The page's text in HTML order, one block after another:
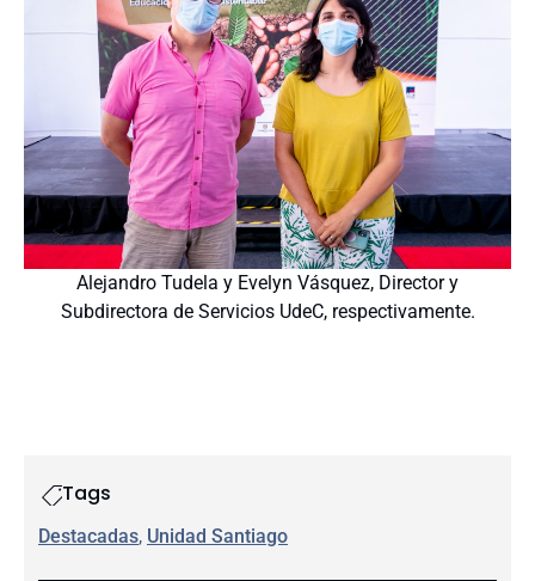
Alejandro Tudela y Evelyn Vásquez, Director y
Subdirectora de Servicios UdeC, respectivamente.
Tags
Destacadas, Unidad Santiago